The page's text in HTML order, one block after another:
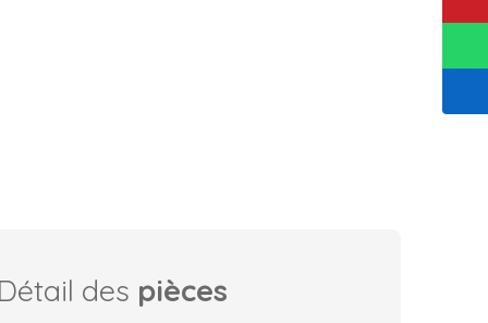
Détail des pièces